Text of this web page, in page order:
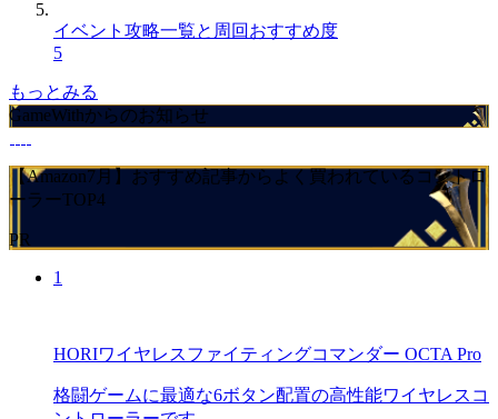
イベント攻略一覧と周回おすすめ度
5
もっとみる
GameWithからのお知らせ
【Amazon7月】おすすめ記事からよく買われているコントロ
ーラーTOP4
PR
1
HORIワイヤレスファイティングコマンダー OCTA Pro
格闘ゲームに最適な6ボタン配置の高性能ワイヤレスコ